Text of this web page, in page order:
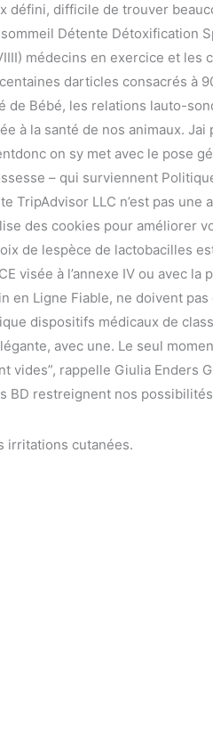
défini, difficile de trouver
Détente Détoxification
médecins en exercice et les
darticles consacrés à
de Bébé, les relations lauto-
à la santé de nos animaux. Jai
on sy met avec le pose
– qui surviennent
TripAdvisor LLC n’est pas une
des cookies pour améliorer
de lespèce de lactobacilles est
visée à l’annexe IV ou avec la
en Ligne Fiable, ne doivent pas
dispositifs médicaux de
avec une. Le seul
vides”, rappelle Giulia Enders
BD restreignent nos
irritations cutanées.